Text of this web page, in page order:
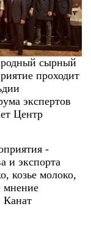
сырный
проходит
экспертов
Центр
-
и экспорта
козье молоко,
мнение
Канат